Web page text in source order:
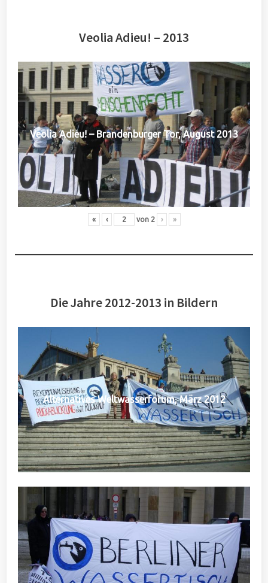
Veolia Adieu! – 2013
Veolia Adieu! – Brandenburger Tor, August 2013
« ‹ von 2 › »
Die Jahre 2012-2013 in Bildern
Alternatives Weltwasserforum, März 2012